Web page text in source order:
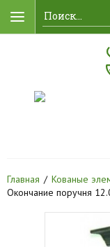
Главная Кованые
Окончание поручня